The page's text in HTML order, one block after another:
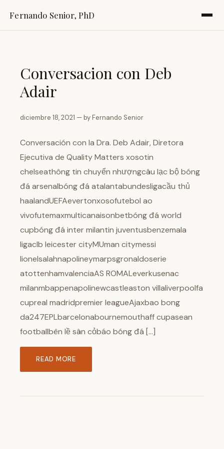
Fernando Senior, PhD
Conversacion con Deb
Adair
diciembre 18, 2021 — by Fernando Senior
Conversación con la Dra. Deb Adair, Diretora
Ejecutiva de Quality Matters xosotin
chelseathông tin chuyển nhượngcâu lạc bộ bóng
đá arsenalbóng đá atalantabundesligacầu thủ
haalandUEFAevertonxosofutebol ao
vivofutemaxmulticanaisonbetbóng đá world
cupbóng đá inter milantin juventusbenzemala
ligaclb leicester cityMUman citymessi
lionelsalahnapolineymarpsgronaldoserie
atottenhamvalenciaAS ROMALeverkusenac
milanmbappenapolinewcastleaston villaliverpoolfa
cupreal madridpremier leagueAjaxbao bong
da247EPLbarcelonabournemouthaff cupasean
footballbên lề sân cỏbáo bóng đá […]
READ MORE